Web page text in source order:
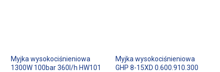
Myjka wysokociśnieniowa
1300W 100bar 360l/h HW101
Myjka wysokociśnieniowa
GHP 8-15XD 0.600.910.300